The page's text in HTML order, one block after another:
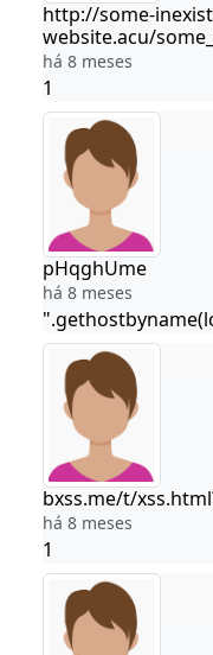
http://some-
website.acu/
há 8 meses
1
pHqghUme
há 8 meses
bxss.me/t/
há 8 meses
1